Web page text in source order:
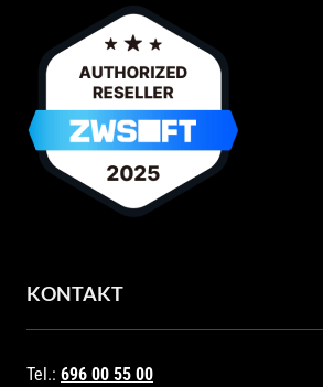
KONTAKT
Tel.: 696 00 55 00